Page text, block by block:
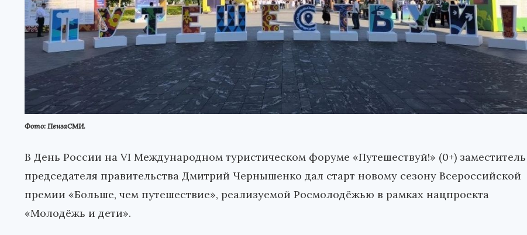
Фото: ПензаСМИ.
В День России на VI Международном туристическом форуме «Путешествуй!» (0+) заместитель
председателя правительства Дмитрий Чернышенко дал старт новому сезону Всероссийской
премии «Больше, чем путешествие», реализуемой Росмолодёжью в рамках нацпроекта
«Молодёжь и дети».